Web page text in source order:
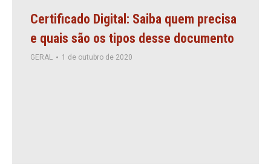
Certificado Digital: Saiba quem precisa
e quais são os tipos desse documento
GERAL 1 de outubro de 2020